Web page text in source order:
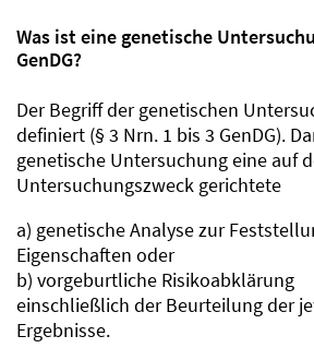
Was ist eine genetische
GenDG?
Der Begriff der genetischen
definiert (§ 3 Nrn. 1 bis 3 GenDG).
genetische Untersuchung eine auf
Untersuchungszweck gerichtete
a) genetische Analyse zur
Eigenschaften oder
b) vorgeburtliche Risikoabklärung
einschließlich der Beurteilung der
Ergebnisse.